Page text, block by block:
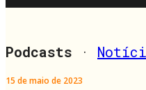
Podcasts ·
15 de maio de 2023